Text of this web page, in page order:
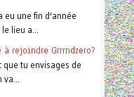
eu une fin d'année
lieu a...
rejoindre Grrrndzero?
tu envisages de